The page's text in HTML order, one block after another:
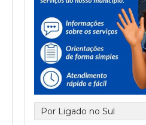
Por Ligado no Sul